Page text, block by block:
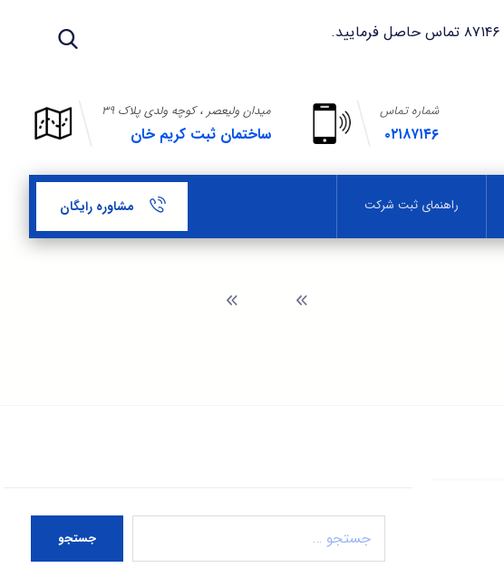
میدان ولیعصر ، کوچه ولدی پلاک ۳۹
ساختمان ثبت کریم خان
شماره تماس
۰۲۱۸۷۱۴۶
راهنمای ثبت شرکت مشاوره رایگان
جستجو